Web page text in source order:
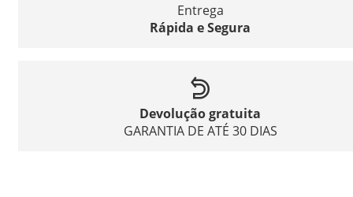
Entrega
Rápida e Segura
Devolução gratuita
GARANTIA DE ATÉ 30 DIAS